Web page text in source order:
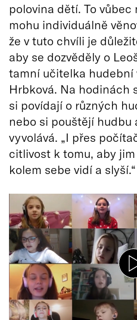
polovina dětí. To
mohu individuálně
že v tuto chvíli je
aby se dozvěděly o
tamní učitelka hudební
Hrbková. Na hodinách
si povídají o různých
nebo si pouštějí hudbu
vyvolává. „I přes
citlivost k tomu, aby
kolem sebe vidí a slyší.“